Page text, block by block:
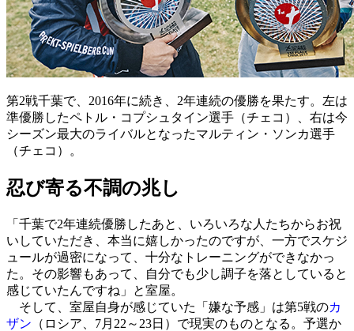
第2戦千葉で、2016年に続き、2年連続の優勝を果たす。左は
準優勝したペトル・コプシュタイン選手（チェコ）、右は今
シーズン最大のライバルとなったマルティン・ソンカ選手
（チェコ）。
忍び寄る不調の兆し
「千葉で2年連続優勝したあと、いろいろな人たちからお祝
いしていただき、本当に嬉しかったのですが、一方でスケジ
ュールが過密になって、十分なトレーニングができなかっ
た。その影響もあって、自分でも少し調子を落としていると
感じていたんですね」と室屋。
そして、室屋自身が感じていた「嫌な予感」は第5戦のカ
ザン （ロシア、7月22～23日）で現実のものとなる。予選か